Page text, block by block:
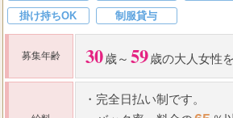
掛け持ちOK
制服貸与
募集年齢 30歳～ 59歳の大人女性
・ 完全日払い制です。